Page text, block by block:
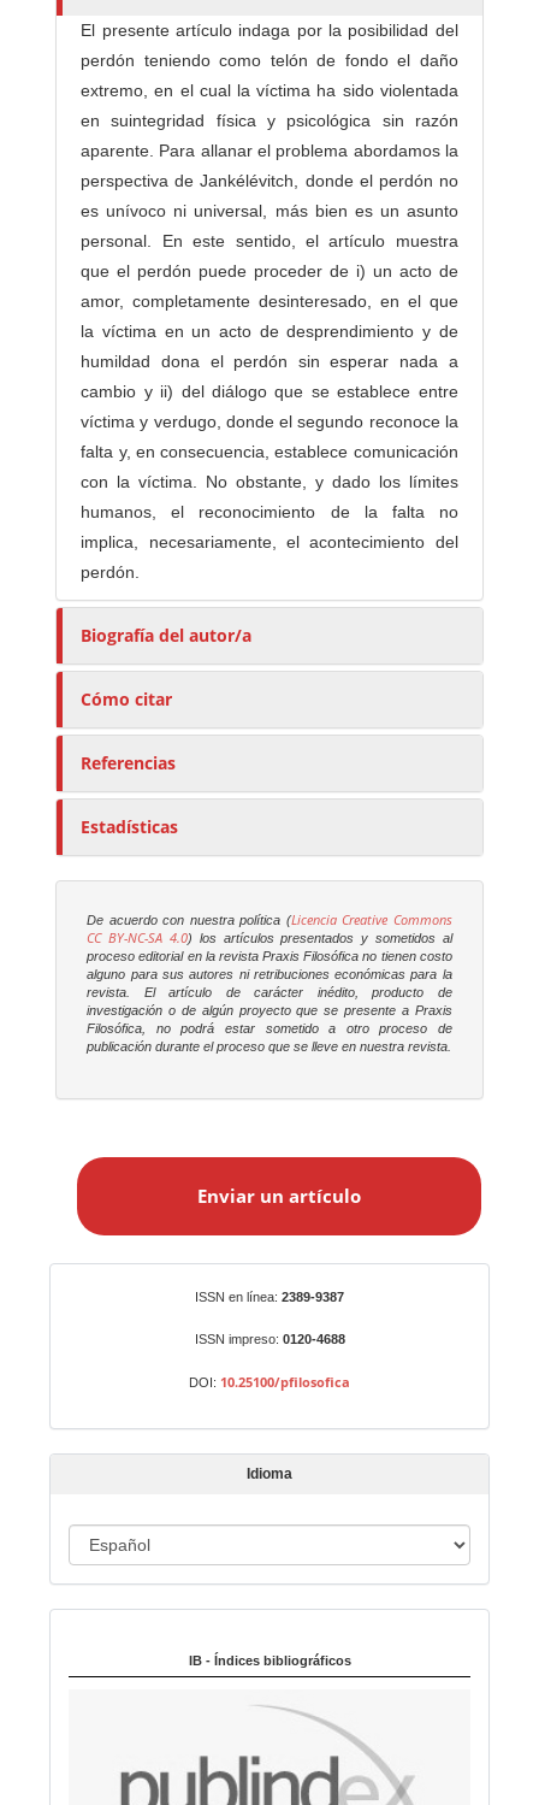
s
El presente artículo indaga por la posibilidad del
perdón teniendo como telón de fondo el daño
extremo, en el cual la víctima ha sido violentada
en suintegridad física y psicológica sin razón
aparente. Para allanar el problema abordamos la
perspectiva de Jankélévitch, donde el perdón no
es unívoco ni universal, más bien es un asunto
personal. En este sentido, el artículo muestra
que el perdón puede proceder de i) un acto de
amor, completamente desinteresado, en el que
la víctima en un acto de desprendimiento y de
humildad dona el perdón sin esperar nada a
cambio y ii) del diálogo que se establece entre
víctima y verdugo, donde el segundo reconoce la
falta y, en consecuencia, establece comunicación
con la víctima. No obstante, y dado los límites
humanos, el reconocimiento de la falta no
implica, necesariamente, el acontecimiento del
perdón.
Biografía del autor/a
Cómo citar
Referencias
Estadísticas
De acuerdo con nuestra política (Licencia Creative Commons
CC BY-NC-SA 4.0) los artículos presentados y sometidos al
proceso editorial en la revistaPraxis Filosófica no tienen costo
alguno para sus autores ni retribuciones económicas para la
revista. El artículo de carácter inédito, producto de
investigación o de algún proyecto que se presente a Praxis
Filosófica , no podrá estar sometido a otro proceso de
publicación durante el proceso que se lleve en nuestra revista.
a
t
í
o
Enviar un artículo
ISSN en línea: 2389-9387
ISSN impreso: 0120-4688
DOI: 10.25100/pfilosofica
Idioma
d
m
IB - Índices bibliográficos